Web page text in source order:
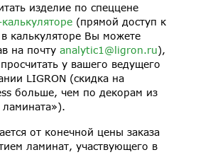
изделие по спеццене
(прямой доступ к
калькуляторе Вы можете
на почту analytic1@ligron.ru),
у вашего ведущего
LIGRON (скидка на
больше, чем по декорам из
от конечной цены заказа
ламинат, участвующего в